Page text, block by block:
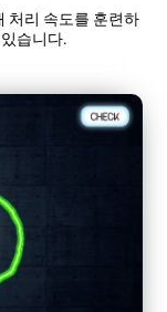
처리 속도를 훈련하
습니다.